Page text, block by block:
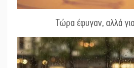
Τώρα έφυγαν, αλλά